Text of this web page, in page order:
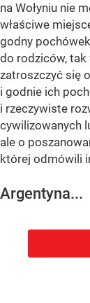
na Wołyniu nie
właściwe
godny
do rodziców,
zatroszczyć się
i godnie ich
i rzeczywiste
cywilizowanych
ale o
której odmówili
Argentyna...